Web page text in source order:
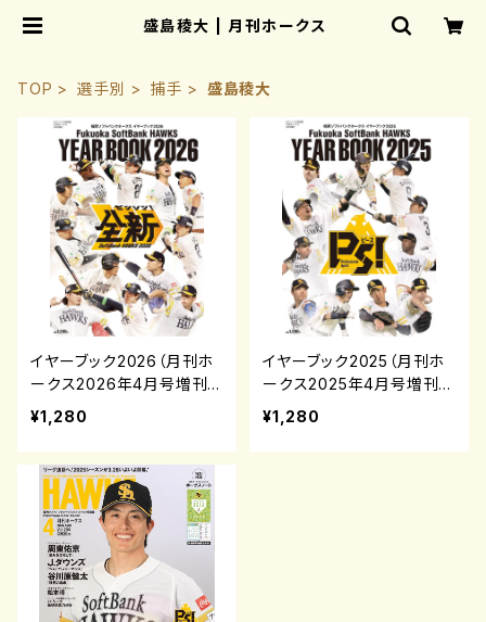
盛島稜大 | 月刊ホークス
TOP 選手別 捕手 盛島稜大
イヤーブック2026（月刊ホ
ークス2026年4月号増刊）
¥1,280
イヤーブック2025（月刊ホ
ークス2025年4月号増刊）
¥1,280